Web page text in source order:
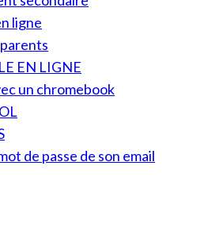
ligne
EN LIGNE
un chromebook
de passe de son email